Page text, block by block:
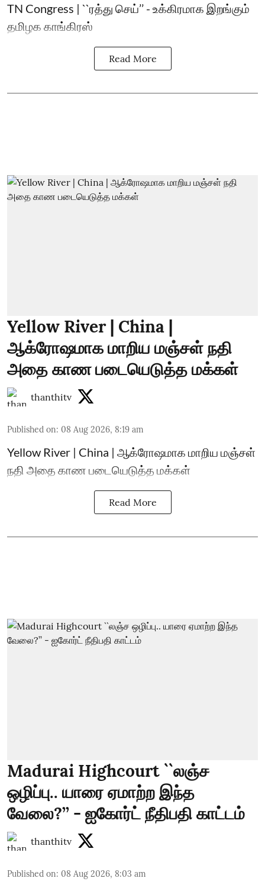
TN Congress | ``ரத்து செய்’’ - உக்கிரமாக இறங்கும்
தமிழக காங்கிரஸ்
Read More
Yellow River | China |
ஆக்ரோஷமாக மாறிய மஞ்சள் நதி
அதை காண படையெடுத்த மக்கள்
thanthitv
Published on: 08 Aug 2026, 8:19 am
Yellow River | China | ஆக்ரோஷமாக மாறிய மஞ்சள்
நதி அதை காண படையெடுத்த மக்கள்
Read More
Madurai Highcourt ``லஞ்ச
ஒழிப்பு.. யாரை ஏமாற்ற இந்த
வேலை?’’ - ஐகோர்ட் நீதிபதி காட்டம்
thanthitv
Published on: 08 Aug 2026, 8:03 am